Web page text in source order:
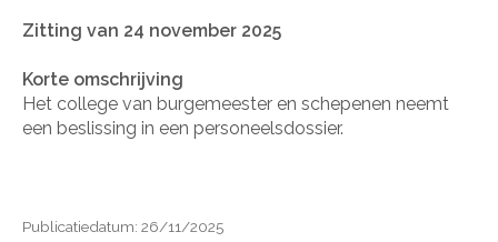
Zitting van 24 november 2025
Korte omschrijving
Het college van burgemeester en schepenen neemt
een beslissing in een personeelsdossier.
Publicatiedatum: 26/11/2025